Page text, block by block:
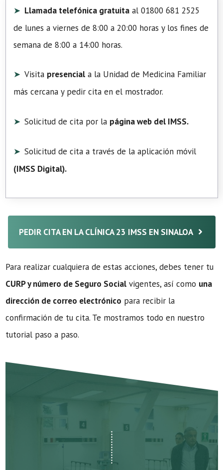
Llamada telefónica gratuita al 01800 681 2525
de lunes a viernes de 8:00 a 20:00 horas y los fines de
semana de 8:00 a 14:00 horas.
Visita presencial a la Unidad de Medicina Familiar
más cercana y pedir cita en el mostrador.
Solicitud de cita por la página web del IMSS.
Solicitud de cita a través de la aplicación móvil
(IMSS Digital).
PEDIR CITA EN LA CLÍNICA 23 IMSS EN SINALOA
Para realizar cualquiera de estas acciones, debes tener tu
CURP y número de Seguro Social vigentes, así como una
dirección de correo electrónico para recibir la
confirmación de tu cita. Te mostramos todo en nuestro
tutorial paso a paso.